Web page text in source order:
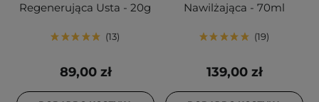
Regenerująca Usta - 20g
13
89,00 zł
Nawilżająca - 70ml
19
139,00 zł